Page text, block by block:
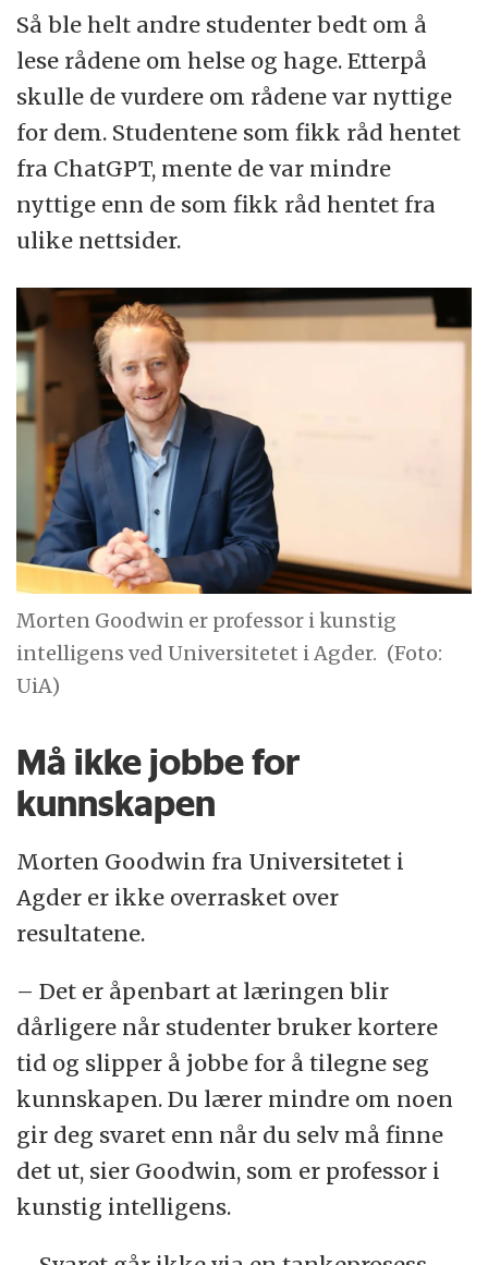
Så ble helt andre studenter bedt om å
lese rådene om helse og hage. Etterpå
skulle de vurdere om rådene var nyttige
for dem. Studentene som fikk råd hentet
fra ChatGPT, mente de var mindre
nyttige enn de som fikk råd hentet fra
ulike nettsider.
Morten Goodwin er professor i kunstig
intelligens ved Universitetet i Agder. (Foto:
UiA)
Må ikke jobbe for
kunnskapen
Morten Goodwin fra Universitetet i
Agder er ikke overrasket over
resultatene.
– Det er åpenbart at læringen blir
dårligere når studenter bruker kortere
tid og slipper å jobbe for å tilegne seg
kunnskapen. Du lærer mindre om noen
gir deg svaret enn når du selv må finne
det ut, sier Goodwin, som er professor i
kunstig intelligens.